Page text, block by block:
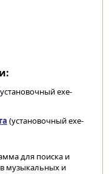
exe-
(установочный exe-
для поиска и
музыкальных и